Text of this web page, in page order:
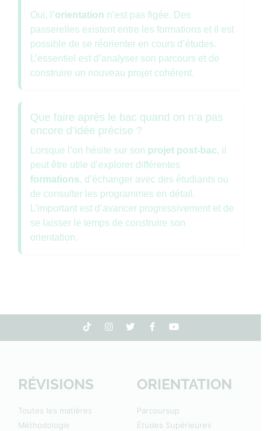
Oui, l’orientation n’est pas figée. Des
passerelles existent entre les formations et il est
possible de se réorienter en cours d’études.
L’essentiel est d’analyser son parcours et de
construire un nouveau projet cohérent.
Que faire après le bac quand on n’a pas
encore d’idée précise ?
Lorsque l’on hésite sur son projet post-bac, il
peut être utile d’explorer différentes
formations, d’échanger avec des étudiants ou
de consulter les programmes en détail.
L’important est d’avancer progressivement et de
se laisser le temps de construire son
orientation.
RÉVISIONS
Toutes les matières
Méthodologie
ORIENTATION
Parcoursup
Études Supérieures